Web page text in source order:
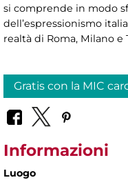
si comprende in modo
dell’espressionismo
realtà di Roma, Milano e
Gratis con la MIC
Informazioni
Luogo